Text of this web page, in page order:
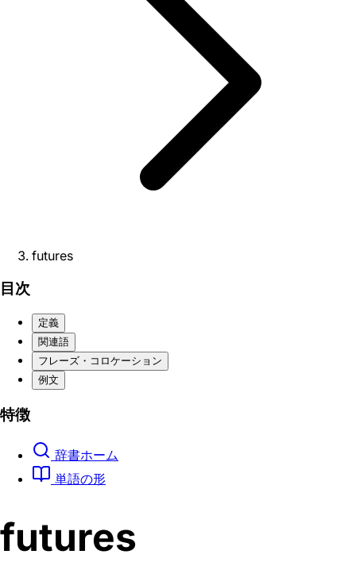
futures
目次
定義
関連語
フレーズ・コロケーション
例文
特徴
辞書ホーム
単語の形
futures